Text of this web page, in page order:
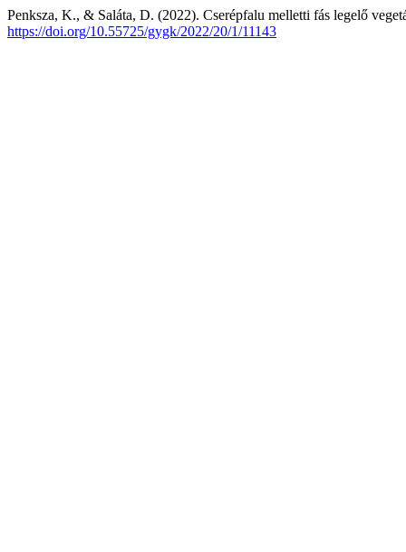
Penksza, K., & Saláta, D. (2022). Cserépfalu melletti fás legelő
https://doi.org/10.55725/gygk/2022/20/1/11143